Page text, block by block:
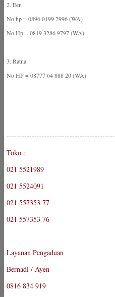
2. Een
No hp = 0896 0199 2996 (WA)
No Hp = 0819 3286 9797 (WA)
3. Ratna
No HP = 08777 64 888 20 (WA)
-------------------------------------------
Toko :
021 5521989
021 5524091
021 557353 77
021 557353 76
Layanan Pengaduan
Bernadi / Ayen
0816 834 919